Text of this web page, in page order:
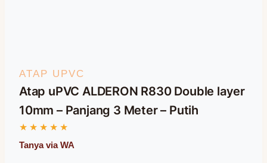
ATAP UPVC
Atap uPVC ALDERON R830 Double layer
10mm – Panjang 3 Meter – Putih